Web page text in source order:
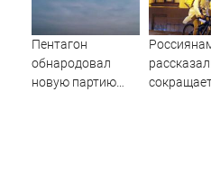
Пентагон
обнародовал
новую партию